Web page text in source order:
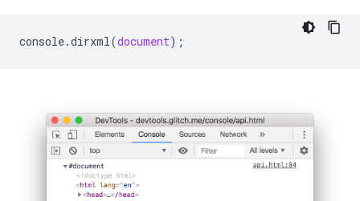
console.dirxml(document);